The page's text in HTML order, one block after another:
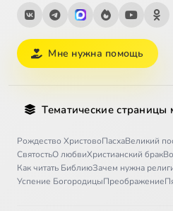
Мне нужна помощь
Тематические страницы
Рождество ХристовоПасхаВеликий
СвятостьО любвиХристианский брак
Как читать БиблиюЗачем нужна
Успение БогородицыПреображение